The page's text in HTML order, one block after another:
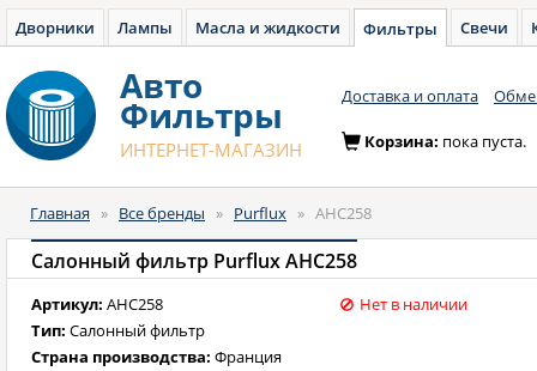
Дворники Лампы Масла и жидкости Фильтры Свечи
Авто
Фильтры
ИНТЕРНЕТ-МАГАЗИН
Доставка и оплата
Корзина: пока пуста.
Главная » Все бренды » Purflux » AHC258
Салонный фильтр Purflux AHC258
Артикул: AHC258
Тип: Салонный фильтр
Страна производства: Франция
Нет в наличии